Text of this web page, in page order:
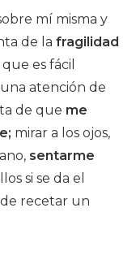
mí misma y
de la fragilidad
es fácil
atención de
de que me
mirar a los ojos,
sentarme
si se da el
recetar un